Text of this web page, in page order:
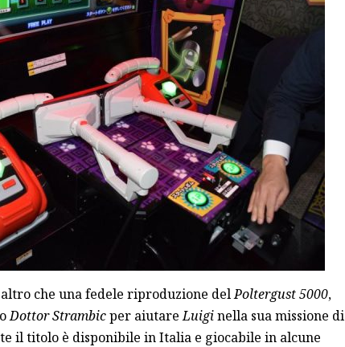
che una fedele riproduzione delPoltergust 5000,
Dottor Strambicper aiutareLuiginella sua missione di
il titolo è disponibile in Italia e giocabile in alcune